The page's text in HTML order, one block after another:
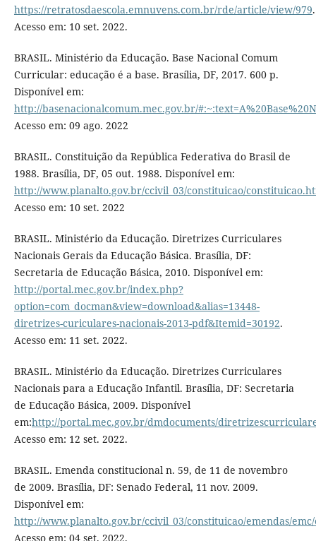
https://retratosdaescola.emnuvens.com.br/rde/article/view/979.
Acesso em: 10 set. 2022.
BRASIL. Ministério da Educação. Base Nacional Comum
Curricular: educação é a base. Brasília, DF, 2017. 600 p.
Disponível em:
http://basenacionalcomum.mec.gov.br/
Acesso em: 09 ago. 2022
BRASIL. Constituição da República Federativa do Brasil de
1988. Brasília, DF, 05 out. 1988. Disponível em:
http://www.planalto.gov.br/ccivil_03/constituicao/
Acesso em: 10 set. 2022
BRASIL. Ministério da Educação. Diretrizes Curriculares
Nacionais Gerais da Educação Básica. Brasília, DF:
Secretaria de Educação Básica, 2010. Disponível em:
http://portal.mec.gov.br/index.php?
option=com_docman&view=download&alias=13448-
diretrizes-curiculares-nacionais-2013-pdf&Itemid=30192.
Acesso em: 11 set. 2022.
BRASIL. Ministério da Educação. Diretrizes Curriculares
Nacionais para a Educação Infantil. Brasília, DF: Secretaria
de Educação Básica, 2009. Disponível
em:http://portal.mec.gov.br/dmdocuments/
Acesso em: 12 set. 2022.
BRASIL. Emenda constitucional n. 59, de 11 de novembro
de 2009. Brasília, DF: Senado Federal, 11 nov. 2009.
Disponível em:
http://www.planalto.gov.br/ccivil_03/constituicao/emendas/
Acesso em: 04 set. 2022.